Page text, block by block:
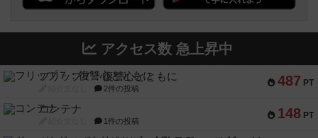
アクセス数 急上昇中
487 PT
フリップ７：復讐心とともに
2件の投稿
148 PT
コンテナ
1件の投稿